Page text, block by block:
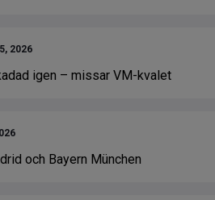
2026
igen – missar VM-kvalet
och Bayern München